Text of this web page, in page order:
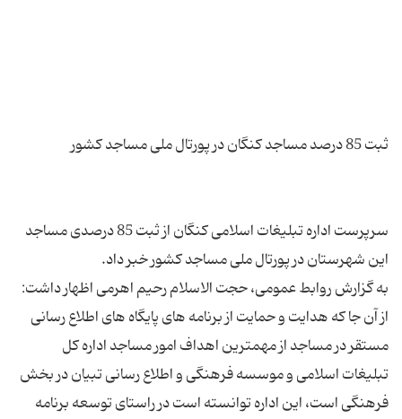
سرپرست اداره تبلیغات اسلامی كنگان از ثبت 85 درصدی مساجد
به گزارش روابط عمومی، حجت الاسلام رحیم اهرمی اظهار داشت:
از آن جا که هدایت و حمایت از برنامه‌ های پایگاه ‌های اطلاع‌ رسانی
مستقر در مساجد از مهمترین اهداف امور مساجد اداره کل
تبلیغات اسلامی و موسسه فرهنگی و اطلاع ‌رسانی تبیان در بخش
فرهنگی است، این اداره توانسته است در راستای توسعه برنامه